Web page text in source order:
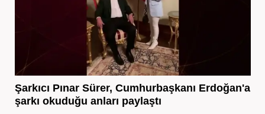
Şarkıcı Pınar Sürer, Cumhurbaşkanı Erdoğan'a
şarkı okuduğu anları paylaştı